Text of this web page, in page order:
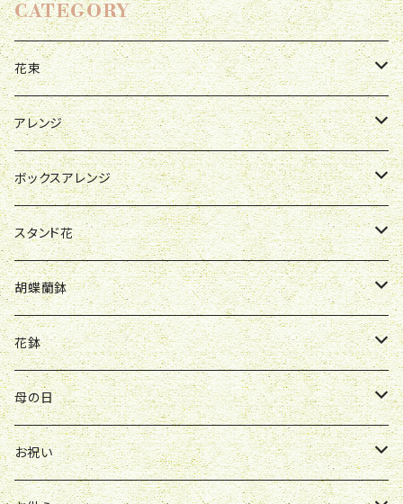
CATEGORY
花束
母の日
お祝い
誕生日
お見舞い
送別会
お供え
仏壇花
定期便
アレンジ
母の日
R&P
Y&O
W&G
お祝い
W&G
R&P
Y&O
誕生日
お見舞い
送別会
開店祝い
ボックスアレンジ
母の日
R&P
Y&O
W&G
ソープフラワー
お祝い
誕生日
お見舞い
送別会
スタンド花
開店祝い
お誕生日
お祝い
発表会
胡蝶蘭鉢
開店祝い
お祝い
花鉢
クレマチス
紫
母の日
花束
お祝い